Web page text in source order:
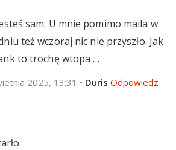
sam. U mnie pomimo maila w
też wczoraj nic nie przyszło. Jak
to trochę wtopa …
2025, 13:31 • Duris Odpowiedz